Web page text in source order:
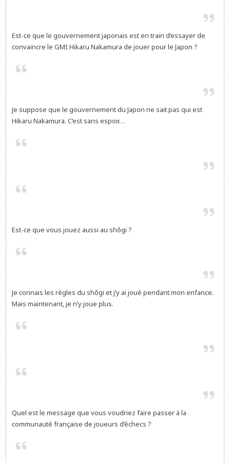
Est-ce que le gouvernement japonais est en train d’essayer de
convaincre le GMI Hikaru Nakamura de jouer pour le Japon ?
Je suppose que le gouvernement du Japon ne sait pas qui est
Hikaru Nakamura. C’est sans espoir…
Est-ce que vous jouez aussi au shôgi ?
Je connais les règles du shôgi et j’y ai joué pendant mon enfance.
Mais maintenant, je n’y joue plus.
Quel est le message que vous voudriez faire passer à la
communauté française de joueurs d’échecs ?